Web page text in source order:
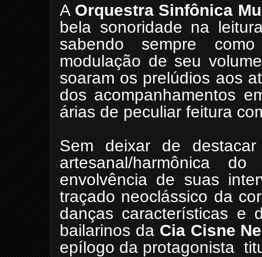
A Orquestra Sinfônica
bela sonoridade na
sabendo sempre
modulação de seu
soaram os prelúdios aos
dos acompanhamentos
árias de peculiar feitura
Sem deixar de
artesanal/harmônica
envolvência de suas
traçado neoclássico da
danças características e
bailarinos da Cia Cisne
epílogo da protagonista